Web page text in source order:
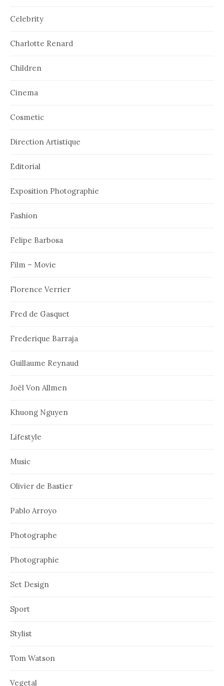
Celebrity
Charlotte Renard
Children
Cinema
Cosmetic
Direction Artistique
Editorial
Exposition Photographie
Fashion
Felipe Barbosa
Film – Movie
Florence Verrier
Fred de Gasquet
Frederique Barraja
Guillaume Reynaud
Joël Von Allmen
Khuong Nguyen
Lifestyle
Music
Olivier de Bastier
Pablo Arroyo
Photographe
Photographie
Set Design
Sport
Stylist
Tom Watson
Vegetal